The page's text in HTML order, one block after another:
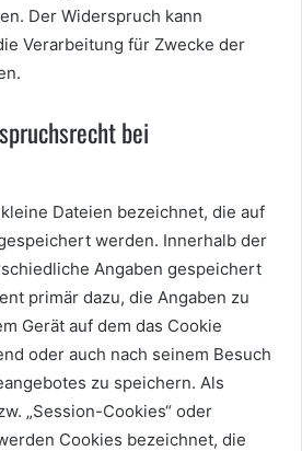
Der Widerspruch kann
Verarbeitung für Zwecke der
bei
Dateien bezeichnet, die auf
werden. Innerhalb der
Angaben gespeichert
primär dazu, die Angaben zu
Gerät auf dem das Cookie
oder auch nach seinem Besuch
zu speichern. Als
„Session-Cookies“ oder
Cookies bezeichnet, die